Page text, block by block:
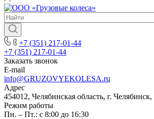
+7 (351) 217-01-44
+7 (351) 217-01-44
Заказать звонок
E-mail
info@GRUZOVYEKOLESA.ru
Адрес
454012, Челябинская область, г.
Режим работы
Пн. – Пт.: с 8:00 до 16:30